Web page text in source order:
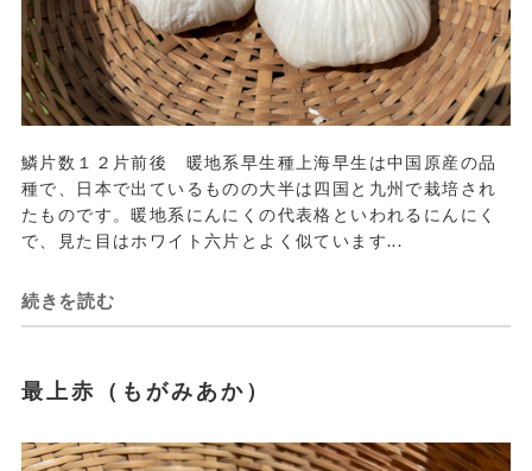
鱗片数１２片前後 暖地系早生種上海早生は中国原産の品
種で、日本で出ているものの大半は四国と九州で栽培され
たものです。暖地系にんにくの代表格といわれるにんにく
で、見た目はホワイト六片とよく似ています...
続きを読む
最上赤（もがみあか）